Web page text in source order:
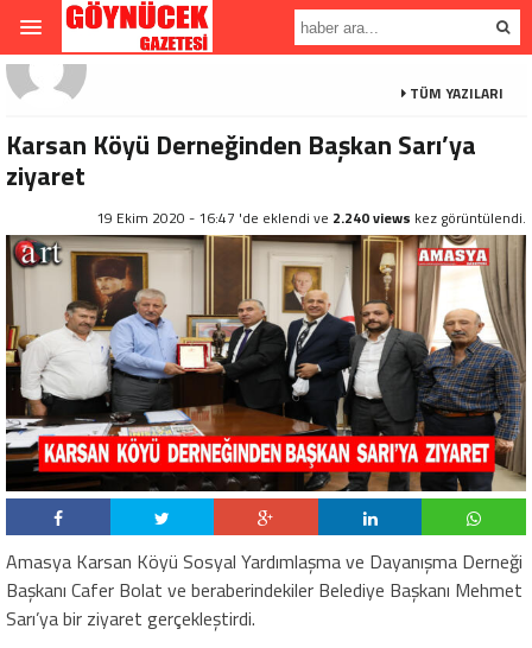
TÜM YAZILARI
Karsan Köyü Derneğinden Başkan Sarı’ya
ziyaret
19 Ekim 2020 - 16:47 'de eklendi ve 2.240 views kez görüntülendi.
Amasya Karsan Köyü Sosyal Yardımlaşma ve Dayanışma Derneği
Başkanı Cafer Bolat ve beraberindekiler Belediye Başkanı Mehmet
Sarı’ya bir ziyaret gerçekleştirdi.